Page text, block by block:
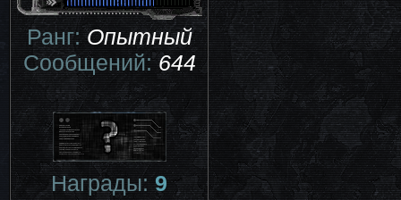
Ранг:Опытный
Сообщений:644
Награды:9